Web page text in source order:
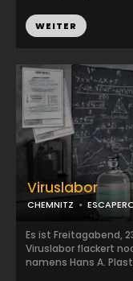
WEITER
Viruslabor
CHEMNITZ
Es ist Freitagabend,
Viruslabor flackert
namens Hans A.